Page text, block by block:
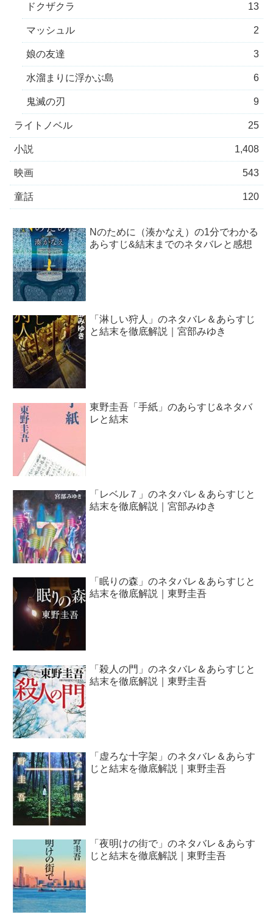
ドクザクラ 13
マッシュル 2
娘の友達 3
水溜まりに浮かぶ島 6
鬼滅の刃 9
ライトノベル 25
小説 1,408
映画 543
童話 120
Nのために（湊かなえ）の1分でわかる
あらすじ&結末までのネタバレと感想
「淋しい狩人」のネタバレ＆あらすじ
と結末を徹底解説｜宮部みゆき
東野圭吾「手紙」のあらすじ&ネタバ
レと結末
「レベル７」のネタバレ＆あらすじと
結末を徹底解説｜宮部みゆき
「眠りの森」のネタバレ＆あらすじと
結末を徹底解説｜東野圭吾
「殺人の門」のネタバレ＆あらすじと
結末を徹底解説｜東野圭吾
「虚ろな十字架」のネタバレ＆あらす
じと結末を徹底解説｜東野圭吾
「夜明けの街で」のネタバレ＆あらす
じと結末を徹底解説｜東野圭吾